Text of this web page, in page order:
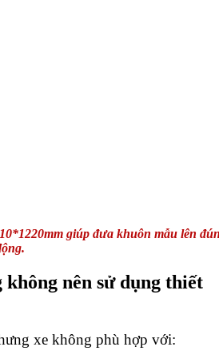
giúp đưa khuôn mẫu lên
nên sử dụng thiết
xe không phù hợp với: